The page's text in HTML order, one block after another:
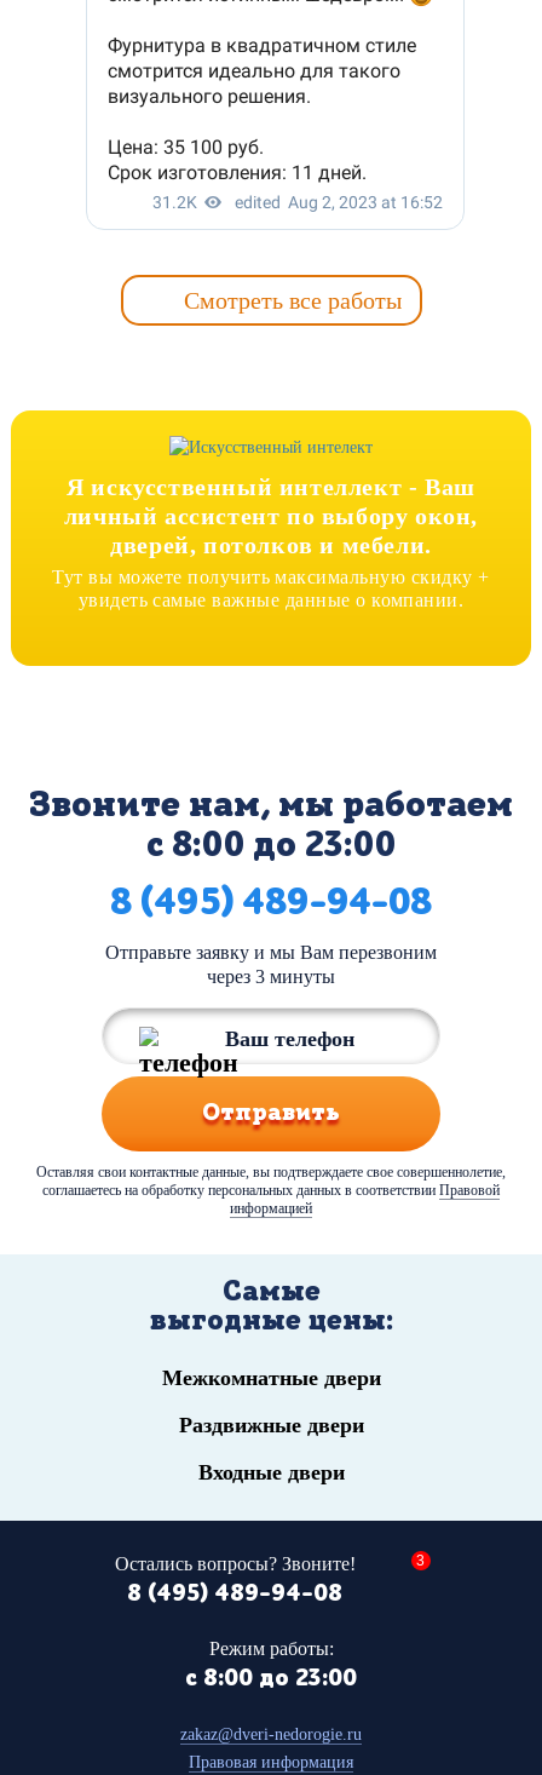
Смотреть все работы
Я искусственный интеллект - Ваш
личный ассистент по выбору окон,
дверей, потолков и мебели.
Тут вы можете получить максимальную скидку +
увидеть самые важные данные о компании.
Звоните нам, мы работаем
с 8:00 до 23:00
8 (495) 489-94-08
Отправьте заявку и мы Вам перезвоним
через 3 минуты
Отправить
Оставляя свои контактные данные, вы подтверждаете свое совершеннолетие,
соглашаетесь на обработку персональных данных в соответствии Правовой
информацией
Самые
выгодные цены:
Межкомнатные двери
Раздвижные двери
Входные двери
Остались вопросы? Звоните!
8 (495) 489-94-08
3
Режим работы:
с 8:00 до 23:00
zakaz@dveri-nedorogie.ru
Правовая информация